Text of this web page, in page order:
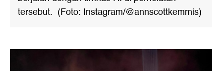
tersebut. (Foto: Instagram/@annscottkemmis)